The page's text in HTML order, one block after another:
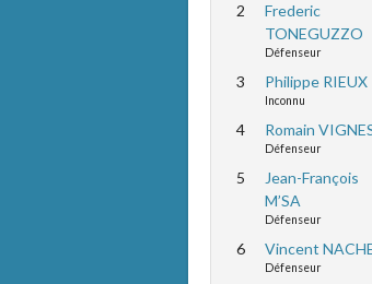
2
Frederic
TONEGUZZO
Défenseur
3 Philippe RIEUX
Inconnu
4 Romain
Défenseur
5
Jean-François
M’SA
Défenseur
6 Vincent
Défenseur